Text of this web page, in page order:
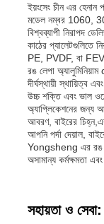
ইয়ংসেং চীন এর হেনান
মডেল নম্বর 1060,
বিশ্বব্যাপী নিরাপদ
কাঠের প্যালেটগুলিতে
PE, PVDF, বা
রঙ লেপা
দীর্ঘস্থায়ী স্থায়িত্ব
উচ্চ শক্তি এবং ভাল
অ্যাপ্লিকেশনের জন্য
আবরণ, বাইরের
আপনি পর্দা দেয়াল,
Yongsheng এর রঙ
অসামান্য কর্মক্ষমতা
সহায়তা ও সেবা: